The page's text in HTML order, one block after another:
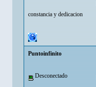
constancia y dedicacion
Puntoinfinito
Desconectado